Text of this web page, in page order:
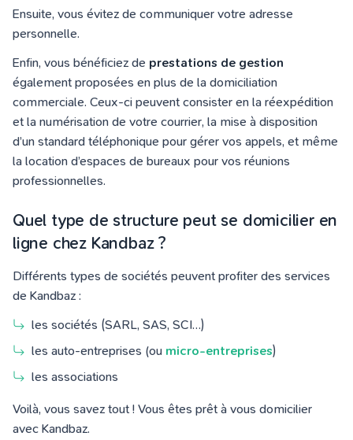
Ensuite, vous évitez de communiquer votre adresse
personnelle.
Enfin, vous bénéficiez de prestations de gestion
également proposées en plus de la domiciliation
commerciale. Ceux-ci peuvent consister en la réexpédition
et la numérisation de votre courrier, la mise à disposition
d’un standard téléphonique pour gérer vos appels, et même
la location d’espaces de bureaux pour vos réunions
professionnelles.
Quel type de structure peut se domicilier en
ligne chez Kandbaz ?
Différents types de sociétés peuvent profiter des services
de Kandbaz :
les sociétés (SARL, SAS, SCI…)
les auto-entreprises (ou micro-entreprises)
les associations
Voilà, vous savez tout ! Vous êtes prêt à vous domicilier
avec Kandbaz.